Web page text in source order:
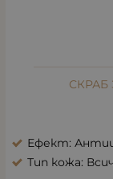
СКРАБ
Ефект:
Тип кожа: